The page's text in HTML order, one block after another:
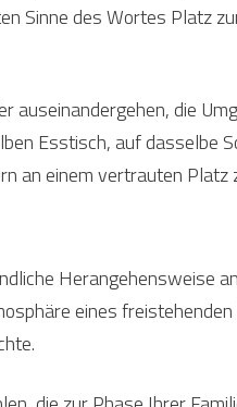
Sinne des Wortes Platz
die
Esstisch, auf dasselbe
an einem vertrauten Platz
Herangehensweise
eines